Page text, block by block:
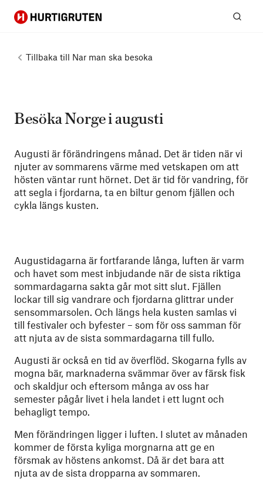
Hurtigruten
Tillbaka till Nar man ska besoka
Besöka Norge i augusti
Augusti är förändringens månad. Det är tiden när vi
njuter av sommarens värme med vetskapen om att
hösten väntar runt hörnet. Det är tid för vandring, för
att segla i fjordarna, ta en biltur genom fjällen och
cykla längs kusten.
Augustidagarna är fortfarande långa, luften är varm
och havet som mest inbjudande när de sista riktiga
sommardagarna sakta går mot sitt slut. Fjällen
lockar till sig vandrare och fjordarna glittrar under
sensommarsolen. Och längs hela kusten samlas vi
till festivaler och byfester – som för oss samman för
att njuta av de sista sommardagarna till fullo.
Augusti är också en tid av överflöd. Skogarna fylls av
mogna bär, marknaderna svämmar över av färsk fisk
och skaldjur och eftersom många av oss har
semester pågår livet i hela landet i ett lugnt och
behagligt tempo.
Men förändringen ligger i luften. I slutet av månaden
kommer de första kyliga morgnarna att ge en
försmak av höstens ankomst. Då är det bara att
njuta av de sista dropparna av sommaren.